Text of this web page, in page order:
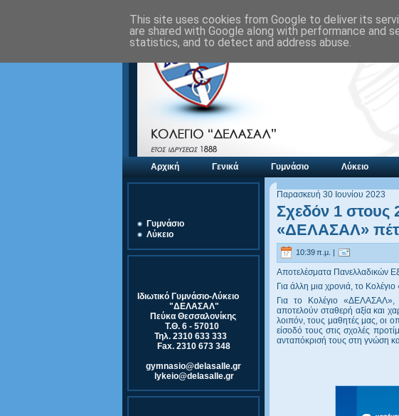
Αρχική Γενικά Γυμνάσιο Λύκειο
Γυμνάσιο
Λύκειο
Ιδιωτικό Γυμνάσιο-Λύκειο
"ΔΕΛΑΣΑΛ"
Πεύκα Θεσσαλονίκης
Τ.Θ. 6 - 57010
Τηλ. 2310 633 333
Fax. 2310 673 348
gymnasio@delasalle.gr
lykeio@delasalle.gr
Παρασκευή 30 Ιουνίου 2023
Σχεδόν 1 στους
«ΔΕΛΑΣΑΛ»
10:39 π.μ. |
Αποτελέσματα Πανελλαδικών
Για άλλη μια χρονιά, το
Για το Κολέγιο «ΔΕΛΑΣΑΛ»,
αποτελούν σταθερή αξία και
λοιπόν, τους μαθητές μας, οι
είσοδό τους στις σχολές
ανταπόκρισή τους στη γνώση
This site uses cookies from Google to deliver its
are shared with Google along with performance and
statistics, and to detect and address abuse.